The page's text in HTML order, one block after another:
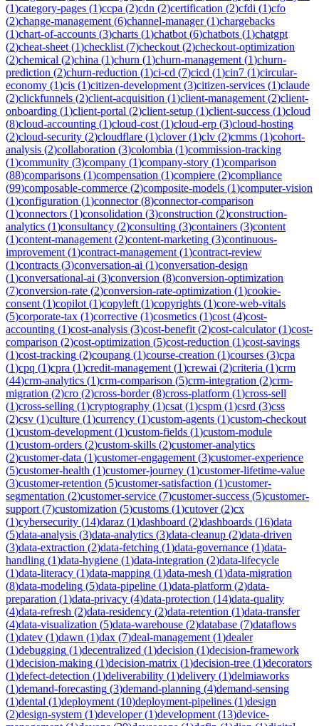
(1)category-pages (1)ccpa (2)cdn (2)certification (2)cfdi (1)cfo
(2)change-management (6)channel-manager(1)chargebacks
(1)chart-of-accounts (3)charts (1)chatbot (6)chatbots (1)chatgpt
(2)cheat-sheet (1)checklist (7)checkout (2)checkout-optimization
(2)chemical (2)china (1)churn (1)churn-management (1)churn-
prediction (2)churn-reduction (1)ci-cd (7)cicd (1)cin7 (1)circular-
economy (1)cis (1)citizen-development (3)citizen-services (1)claude
(2)clickfunnels (2)client-acquisition (1)client-management (2)client-
onboarding (1)client-portal (2)client-setup (1)client-success (1)cloud
(8)cloud-accounting (1)cloud-cost (1)cloud-erp (3)cloud-hosting
(2)cloud-security (2)cloudflare (1)clover(1)clv (2)cmms (1)cohort-
analysis (2)collaboration (3)colombia (1)commission-tracking
(1)community (3)company (1)company-story (1)comparison
(88)comparisons (1)compensation (1)compiere (2)compliance
(99)composable-commerce (2)composite-models (1)computer-vision
(1)configuration (1)connector(8)connector-comparison
(1)connectors (1)consolidation (3)construction (2)construction-
analytics (1)consultancy (2)consulting (3)containers (3)content
(1)content-management (2)content-marketing (3)continuous-
improvement (1)contract-management (1)contract-review
(1)contracts (3)conversation-ai (1)conversation-design
(1)conversational-ai (3)conversion (8)conversion-optimization
(7)conversion-rate (2)conversion-rate-optimization (1)cookie-
consent (1)copilot (1)copyleft (1)copyrights (1)core-web-vitals
(5)corporate-tax (1)corrective (1)cosmetics (1)cost (4)cost-
accounting (1)cost-analysis (3)cost-benefit (2)cost-calculator(1)cost-
comparison (2)cost-optimization (5)cost-reduction (1)cost-savings
(1)cost-tracking (2)coupang (1)course-creation (1)courses (3)cpa
(1)cpq (1)cpra (1)credit-management (1)crewai (2)criteria (1)crm
(44)crm-analytics (1)crm-comparison (5)crm-integration (2)crm-
migration (2)cro (2)cross-border(8)cross-platform (1)cross-sell
(1)cross-selling (1)cryptography (1)csat (1)cspm (1)csrd (3)css
(2)csv (1)culture (1)currency (1)custom-agents (1)custom-checkout
(1)custom-development (1)custom-fields (1)custom-module
(1)custom-orders (2)custom-skills (2)customer-analytics
(2)customer-data (1)customer-engagement (3)customer-experience
(5)customer-health (1)customer-journey (1)customer-lifetime-value
(3)customer-retention (5)customer-satisfaction (1)customer-
segmentation (2)customer-service (7)customer-success (5)customer-
support (7)customization (5)customs (1)cutover(2)cx
(1)cybersecurity (14)daraz (1)dashboard (2)dashboards (16)data
(5)data-analysis (3)data-analytics (3)data-cleanup (2)data-driven
(3)data-extraction (2)data-fetching (1)data-governance (1)data-
handling (1)data-hygiene (1)data-integration (2)data-lifecycle
(1)data-literacy (1)data-mapping (1)data-mesh (1)data-migration
(8)data-modeling (5)data-pipeline (1)data-platform (2)data-
preparation (1)data-privacy (4)data-protection (14)data-quality
(4)data-refresh (2)data-residency (2)data-retention (1)data-transfer
(4)data-visualization (5)data-warehouse (2)database (7)dataflows
(1)datev (1)dawn (1)dax (7)deal-management (1)dealer
(1)debugging (1)decentralized (1)decision (1)decision-framework
(1)decision-making (1)decision-matrix (1)decision-tree (1)decorators
(1)defect-detection (1)deliverability (1)delivery (1)delmiaworks
(1)demand-forecasting (3)demand-planning (4)demand-sensing
(1)dental (1)deployment (10)deployment-pipelines (1)design
(2)design-system (1)developer(1)development (13)device-